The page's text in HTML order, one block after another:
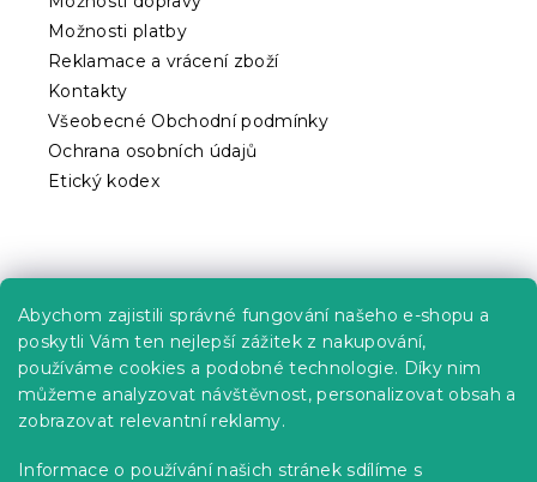
Abychom zajistili správné fungování našeho e-shopu a
poskytli Vám ten nejlepší zážitek z nakupování,
používáme cookies a podobné technologie. Díky nim
můžeme analyzovat návštěvnost, personalizovat obsah a
zobrazovat relevantní reklamy.
Informace o používání našich stránek sdílíme s
ý
i
s
Možnosti platby
Reklamace a vrácení zboží
Kontakty
Všeobecné Obchodní podmínky
Ochrana osobních údajů
Etický kodex
Kariéra
Poptávky a B2B spolupráce
Proč se u nás registrovat?
Věrnostní program - Sleva až 10 %